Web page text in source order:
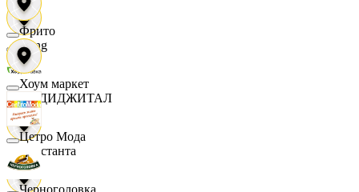
string
X5 ДИДЖИТАЛ
Константа
Фрито
Хоум маркет
Цетро Мода
Черноголовка